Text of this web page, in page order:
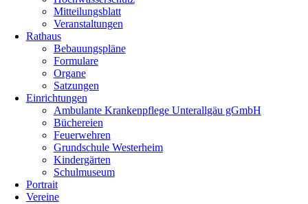
Mitteilungsblatt
Veranstaltungen
Rathaus
Bebauungspläne
Formulare
Organe
Satzungen
Einrichtungen
Ambulante Krankenpflege Unterallgäu gGmbH
Büchereien
Feuerwehren
Grundschule Westerheim
Kindergärten
Schulmuseum
Portrait
Vereine